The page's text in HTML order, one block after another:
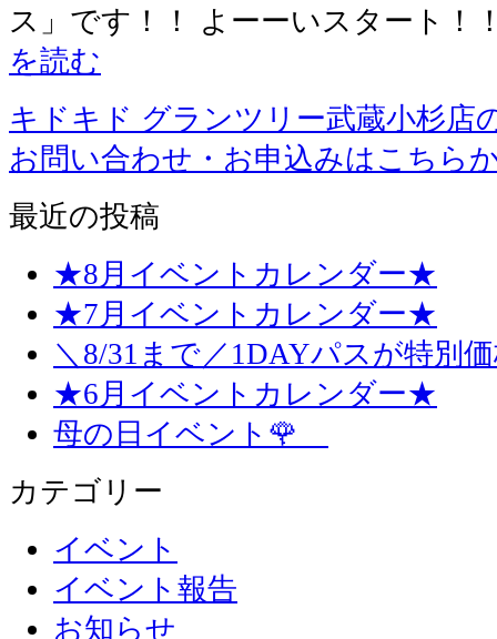
ス」です！！ よーーいスタート！
を読む
キドキド グランツリー武蔵小杉店
お問い合わせ・お申込みはこちら
最近の投稿
★8月イベントカレンダー★
★7月イベントカレンダー★
＼8/31まで／1DAYパスが特別
★6月イベントカレンダー★
母の日イベント🌹
カテゴリー
イベント
イベント報告
お知らせ